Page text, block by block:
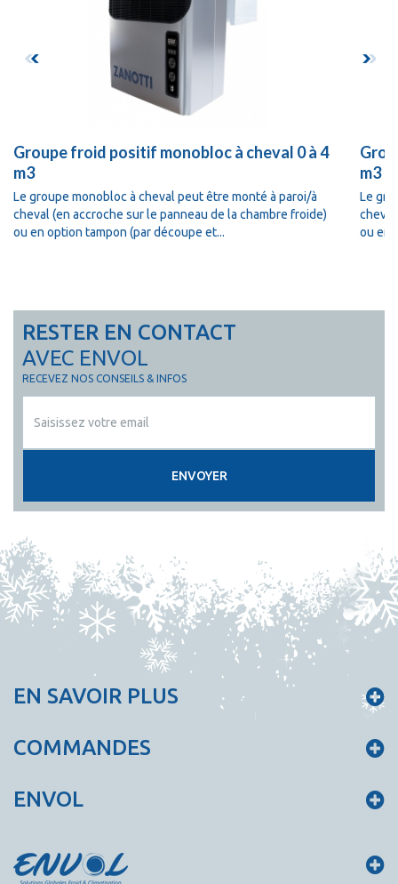
Groupe froid positif monobloc à cheval 0 à 4
m3
Le groupe monobloc à cheval peut être monté à paroi/à
cheval (en accroche sur le panneau de la chambre froide)
ou en option tampon (par découpe et...
m3
Le
ou en
RESTER EN CONTACT
AVEC ENVOL
RECEVEZ NOS CONSEILS & INFOS
ENVOYER
EN SAVOIR PLUS
COMMANDES
ENVOL